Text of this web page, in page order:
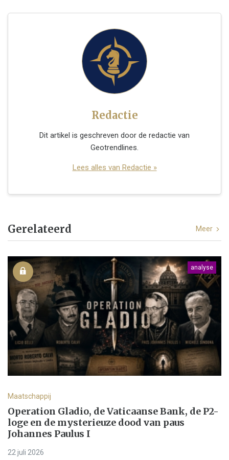
Redactie
Dit artikel is geschreven door de redactie van
Geotrendlines.
Lees alles van Redactie »
Gerelateerd Meer
analyse
Maatschappij
Operation Gladio, de Vaticaanse Bank, de P2-
loge en de mysterieuze dood van paus
Johannes Paulus I
22 juli 2026